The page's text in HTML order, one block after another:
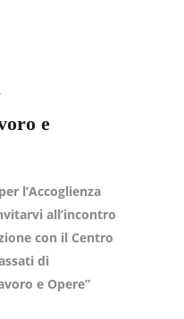
e
l’Accoglienza
all’incontro
con il Centro
di
e Opere”